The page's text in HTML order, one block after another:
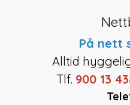
På nett
Alltid
Tlf. 900 13